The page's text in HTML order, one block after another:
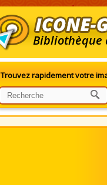
Bibliothèque
Trouvez rapidement votre